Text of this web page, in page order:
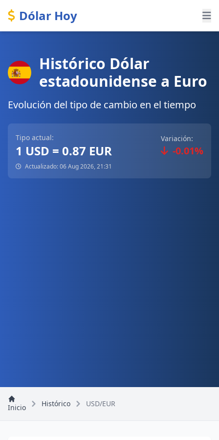
Dólar Hoy
Histórico Dólar
estadounidense a Euro
Evolución del tipo de cambio en el tiempo
Tipo actual:
1 USD = 0.87 EUR
Variación:
-0.01%
Actualizado: 06 Aug 2026, 21:31
Inicio Histórico USD/EUR